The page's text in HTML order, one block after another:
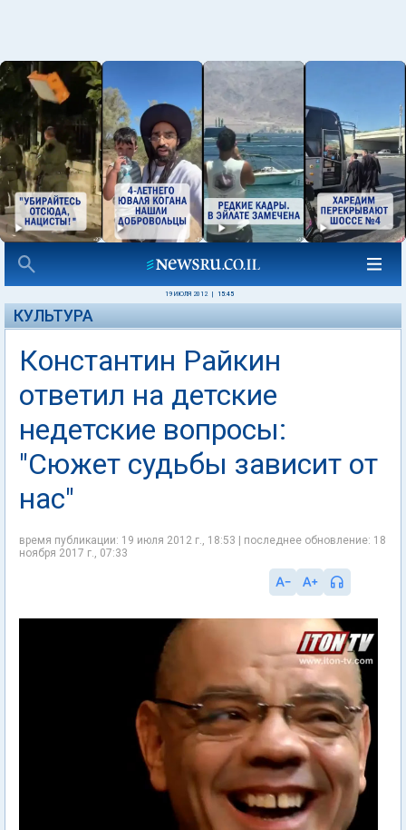
19 ИЮЛЯ 2012 15:45
КУЛЬТУРА
Константин Райкин
ответил на детские
недетские вопросы:
"Сюжет судьбы зависит от
нас"
время публикации: 19 июля 2012 г., 18:53 | последнее обновление: 18
ноября 2017 г., 07:33